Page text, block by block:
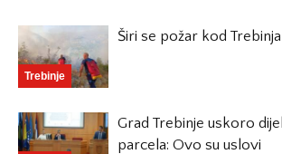
Trebinje
Širi se požar kod Trebinja
Grad Trebinje uskoro
parcela: Ovo su uslovi